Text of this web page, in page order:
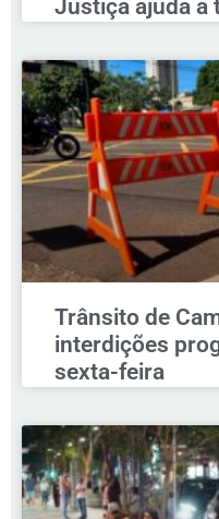
Justiça ajuda a
Trânsito de
interdições
sexta-feira